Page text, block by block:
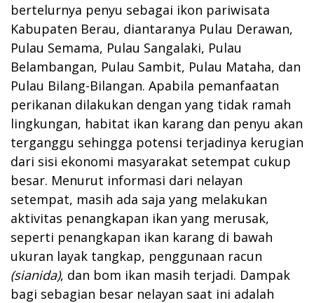
bertelurnya penyu sebagai ikon pariwisata
Kabupaten Berau, diantaranya Pulau Derawan,
Pulau Semama, Pulau Sangalaki, Pulau
Belambangan, Pulau Sambit, Pulau Mataha, dan
Pulau Bilang-Bilangan. Apabila pemanfaatan
perikanan dilakukan dengan yang tidak ramah
lingkungan, habitat ikan karang dan penyu akan
terganggu sehingga potensi terjadinya kerugian
dari sisi ekonomi masyarakat setempat cukup
besar. Menurut informasi dari nelayan
setempat, masih ada saja yang melakukan
aktivitas penangkapan ikan yang merusak,
seperti penangkapan ikan karang di bawah
ukuran layak tangkap, penggunaan racun
(sianida), dan bom ikan masih terjadi. Dampak
bagi sebagian besar nelayan saat ini adalah